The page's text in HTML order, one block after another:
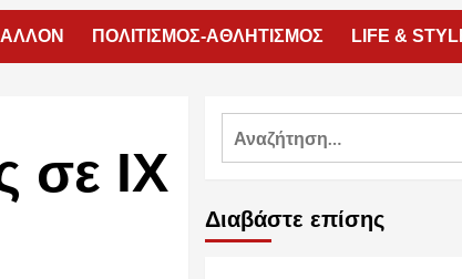
ΠΟΛΙΤΙΣΜΟΣ-ΑΘΛΗΤΙΣΜΟΣ LIFE &
σε ΙΧ
Αναζήτηση
Διαβάστε επίσης